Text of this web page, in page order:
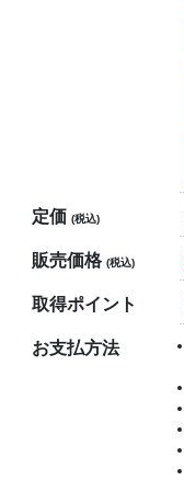
定価(税込)
販売価格(税込)
取得ポイント
お支払方法